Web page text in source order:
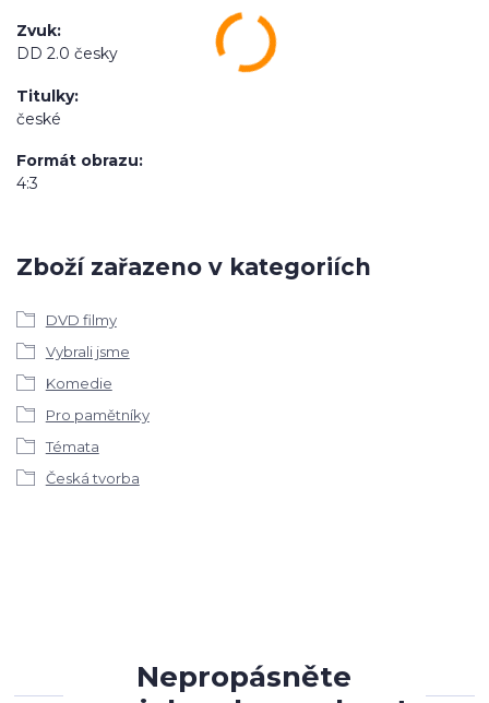
Zvuk
DD 2.0 česky
Titulky
české
Formát obrazu
4:3
Zboží zařazeno v kategoriích
DVD filmy
Vybrali jsme
Komedie
Pro pamětníky
Témata
Česká tvorba
Nepropásněte